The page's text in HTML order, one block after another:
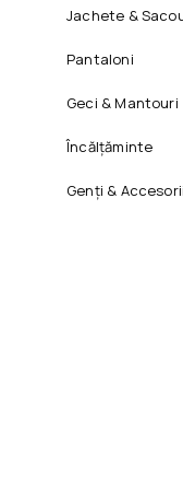
Jachete &
Pantaloni
Geci & Mantouri
Încălțăminte
Genți &